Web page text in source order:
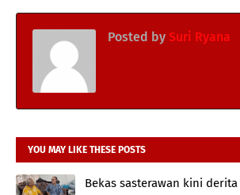
Posted by Suri Ryana
YOU MAY LIKE THESE POSTS
Bekas sasterawan kini